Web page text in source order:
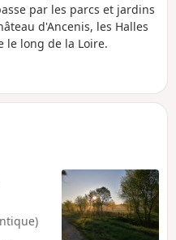
par les parcs et jardins
d'Ancenis, les Halles
le long de la Loire.